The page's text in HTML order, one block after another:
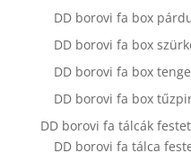
DD borovi fa box
DD borovi fa box
DD borovi fa box
DD borovi fa box
DD borovi fa tálcák
DD borovi fa tálca